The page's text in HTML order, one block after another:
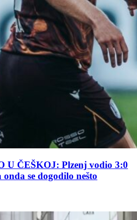
ČEŠKOJ: Plzenj vodio 3:0
onda se dogodilo nešto